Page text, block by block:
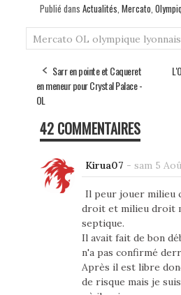
Publié dans Actualités Mercato
Mercato OL olympique lyonnais
Sarr en pointe et Caqueret
en meneur pour Crystal Palace -
OL
42 COMMENTAIRES
Kirua07 - sam 5
Il peur jouer milieu
droit et milieu droit
septique.
Il avait fait de bon
n'a pas confirmé
Après il est libre
de risque mais je